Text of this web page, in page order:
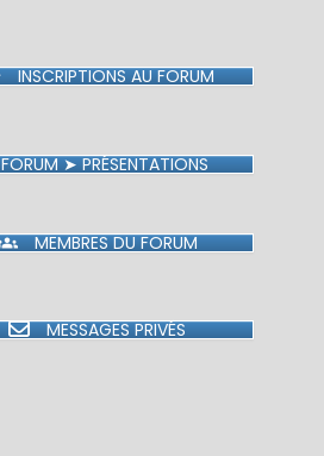
INSCRIPTIONS AU FORUM
FORUM ➤ PRÉSENTATIONS
MEMBRES DU FORUM
MESSAGES PRIVÉS